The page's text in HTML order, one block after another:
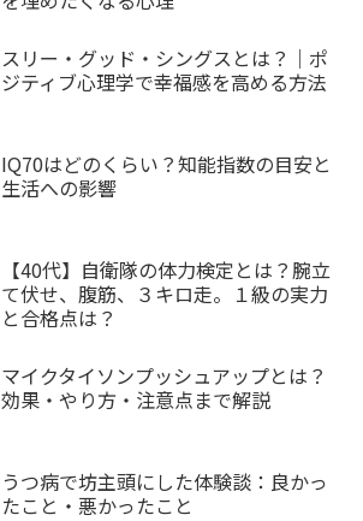
スリー・グッド・シングスとは？｜ポ
ジティブ心理学で幸福感を高める方法
IQ70はどのくらい？知能指数の目安と
生活への影響
【40代】自衛隊の体力検定とは？腕立
て伏せ、腹筋、３キロ走。１級の実力
と合格点は？
マイクタイソンプッシュアップとは？
効果・やり方・注意点まで解説
うつ病で坊主頭にした体験談：良かっ
たこと・悪かったこと